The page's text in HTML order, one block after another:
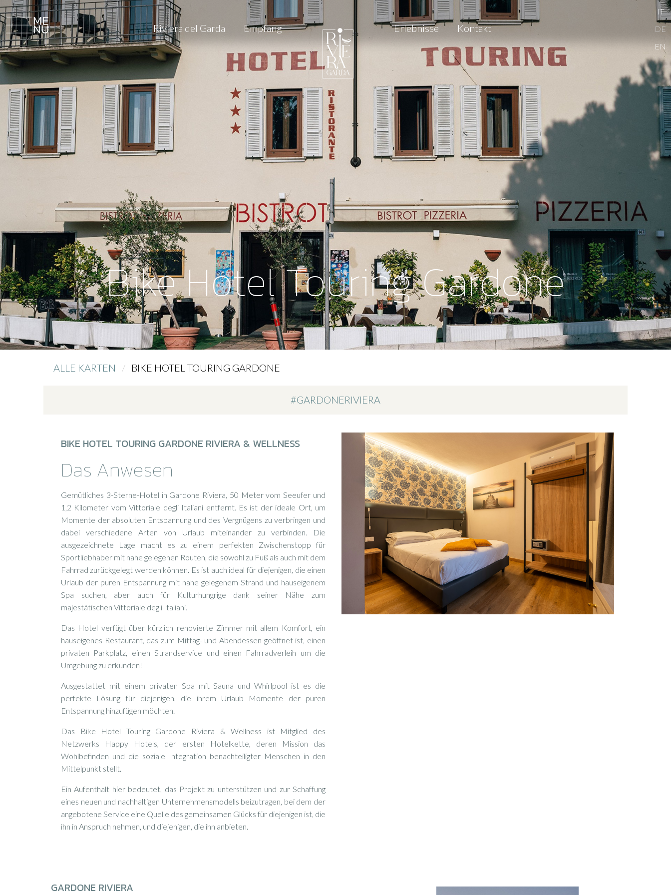
Bike Hotel Touring Gardone
Riviera del Garda Empfang Erlebnisse Kontakt
IT
DE
EN
ALLE KARTEN CURRENT:
BIKE HOTEL TOURING GARDONE
#GARDONERIVIERA
BIKE HOTEL TOURING GARDONE RIVIERA & WELLNESS
Das Anwesen
Gemütliches 3-Sterne-Hotel in Gardone Riviera, 50 Meter vom Seeufer und
1,2 Kilometer vom Vittoriale degli Italiani entfernt. Es ist der ideale Ort, um
Momente der absoluten Entspannung und des Vergnügens zu verbringen und
dabei verschiedene Arten von Urlaub miteinander zu verbinden. Die
ausgezeichnete Lage macht es zu einem perfekten Zwischenstopp für
Sportliebhaber mit nahe gelegenen Routen, die sowohl zu Fuß als auch mit dem
Fahrrad zurückgelegt werden können. Es ist auch ideal für diejenigen, die einen
Urlaub der puren Entspannung mit nahe gelegenem Strand und hauseigenem
Spa suchen, aber auch für Kulturhungrige dank seiner Nähe zum
majestätischen Vittoriale degli Italiani.
Das Hotel verfügt über kürzlich renovierte Zimmer mit allem Komfort, ein
hauseigenes Restaurant, das zum Mittag- und Abendessen geöffnet ist, einen
privaten Parkplatz, einen Strandservice und einen Fahrradverleih um die
Umgebung zu erkunden!
Ausgestattet mit einem privaten Spa mit Sauna und Whirlpool ist es die
perfekte Lösung für diejenigen, die ihrem Urlaub Momente der puren
Entspannung hinzufügen möchten.
Das Bike Hotel Touring Gardone Riviera & Wellness ist Mitglied des
Netzwerks Happy Hotels, der ersten Hotelkette, deren Mission das
Wohlbefinden und die soziale Integration benachteiligter Menschen in den
Mittelpunkt stellt.
Ein Aufenthalt hier bedeutet, das Projekt zu unterstützen und zur Schaffung
eines neuen und nachhaltigen Unternehmensmodells beizutragen, bei dem der
angebotene Service eine Quelle des gemeinsamen Glücks für diejenigen ist, die
ihn in Anspruch nehmen, und diejenigen, die ihn anbieten.
GARDONE RIVIERA